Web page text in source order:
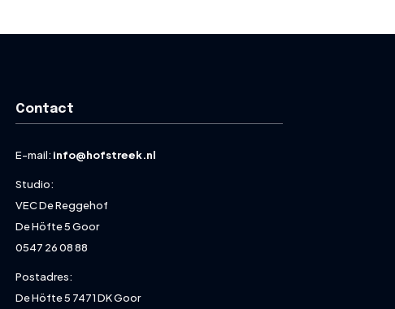
Contact
E-mail: info@hofstreek.nl
Studio:
VEC De Reggehof
De Höfte 5 Goor
0547 26 08 88
Postadres:
De Höfte 5 7471 DK Goor